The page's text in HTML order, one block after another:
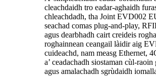
cleachdaidh tro eadar-aghaidh
chleachdadh, tha Joint EVD002
seachad comas plug-and-play,
agus dearbhadh cairt creideis
roghainnean ceangail làidir aig
cuideachd, nam measg Ethernet,
a’ ceadachadh siostaman cùl-
agus amalachadh sgrùdaidh